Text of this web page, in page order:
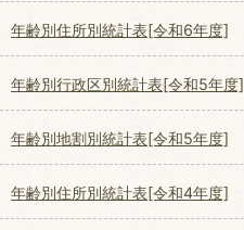
年齢別住所別統計表[令和6年度]
年齢別行政区別統計表[令和5年度]
年齢別地割別統計表[令和5年度]
年齢別住所別統計表[令和4年度]